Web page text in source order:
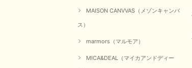
MAISON CANVVAS（メゾンキャンバ
ス）
marmors（マルモア）
MICA&DEAL（マイカアンドディー